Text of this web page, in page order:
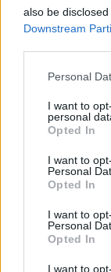
also be
Downstream
Please note that
not limited to
grant or deny
use your data
consent section.
Personal
I want to
personal
Opted In
I want to
Personal
Opted In
I want to
Personal
Opted In
I want to
Te szoktad?
SOKAN
EMIATT
Érdemes
08. 01.
EGYRE
VITAMINHIÁNY –
Erre figyelj!
07. 31.
NEM A
SZÁLLODÁKBAN
Ez a szer